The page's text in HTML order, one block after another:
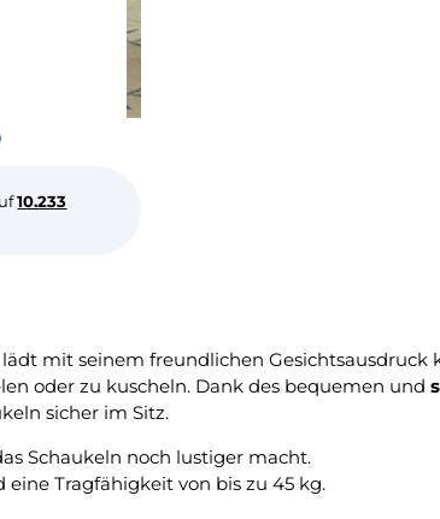
10.233
mit seinem freundlichen Gesichtsausdruck
oder zu kuscheln. Dank des bequemen und
sicher im Sitz.
Schaukeln noch lustiger macht.
Tragfähigkeit von bis zu 45 kg.